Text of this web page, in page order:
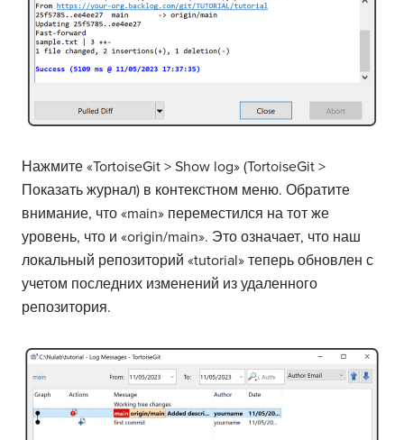
Нажмите «TortoiseGit > Show log» (TortoiseGit >
Показать журнал) в контекстном меню. Обратите
внимание, что «main» переместился на тот же
уровень, что и «origin/main». Это означает, что наш
локальный репозиторий «tutorial» теперь обновлен с
учетом последних изменений из удаленного
репозитория.